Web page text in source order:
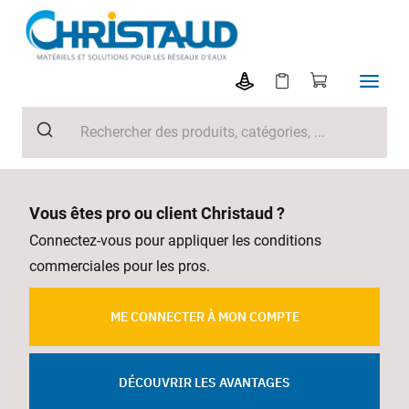
Vous êtes pro ou client Christaud ?
Connectez-vous pour appliquer les conditions
commerciales pour les pros.
ME CONNECTER À MON COMPTE
DÉCOUVRIR LES AVANTAGES